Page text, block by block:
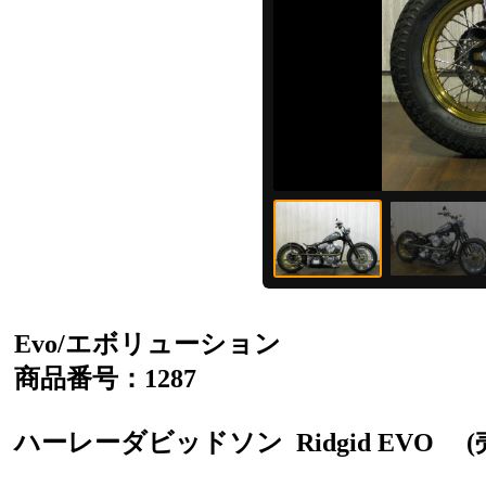
Evo/エボリューション
商品番号：1287
ハーレーダビッドソン Ridgid EVO (